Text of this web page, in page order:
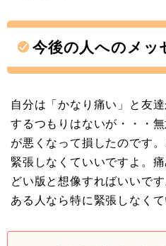
今後の人へのメッ
自分は「かなり痛い」と友
するつもりはないが・・・
が悪くなって損したのです
緊張しなくていいですよ。
どい版と想像すればいいで
ある人なら特に緊張しなくて